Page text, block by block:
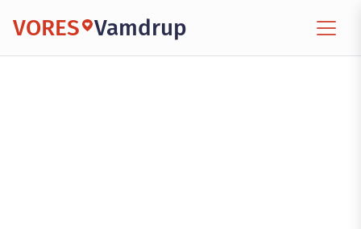
VORES Vamdrup